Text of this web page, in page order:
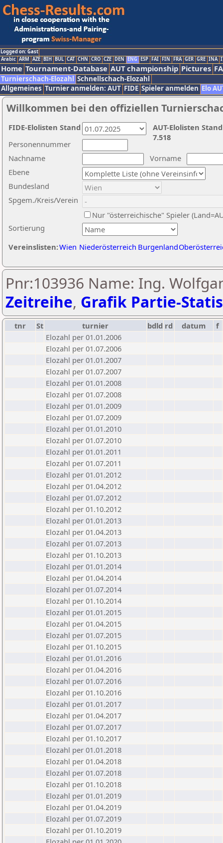
Logged on: Gast
Arabic ARM AZE BIH BUL CAT CHN CRO CZE DEN ENG ESP FAI FIN FRA GER GRE INA
Home Tournament-Database AUT championship Pictures
Turnierschach-Elozahl Schnellschach-Elozahl
Allgemeines Turnier anmelden: AUT FIDE Spieler anmelden Elo
Willkommen bei den offiziellen
Nachname
Vorname
Ebene
Sortierung
Personennummer
Bundesland
Spgem./Kreis/Verein
Nur "österreichische" Spieler
Vereinslisten:Wien Niederösterreich Burgenland
AUT-Elolisten
7.518
FIDE-Elolisten Stand
Pnr:103936 Name: Ing.
Zeitreihe, Grafik Partie-
tnr St turnier bdld rd datum
f
Elozahl per 01.01.2006
Elozahl per 01.07.2006
Elozahl per 01.01.2007
Elozahl per 01.07.2007
Elozahl per 01.01.2008
Elozahl per 01.07.2008
Elozahl per 01.01.2009
Elozahl per 01.07.2009
Elozahl per 01.01.2010
Elozahl per 01.07.2010
Elozahl per 01.01.2011
Elozahl per 01.07.2011
Elozahl per 01.01.2012
Elozahl per 01.04.2012
Elozahl per 01.07.2012
Elozahl per 01.10.2012
Elozahl per 01.01.2013
Elozahl per 01.04.2013
Elozahl per 01.07.2013
Elozahl per 01.10.2013
Elozahl per 01.01.2014
Elozahl per 01.04.2014
Elozahl per 01.07.2014
Elozahl per 01.10.2014
Elozahl per 01.01.2015
Elozahl per 01.04.2015
Elozahl per 01.07.2015
Elozahl per 01.10.2015
Elozahl per 01.01.2016
Elozahl per 01.04.2016
Elozahl per 01.07.2016
Elozahl per 01.10.2016
Elozahl per 01.01.2017
Elozahl per 01.04.2017
Elozahl per 01.07.2017
Elozahl per 01.10.2017
Elozahl per 01.01.2018
Elozahl per 01.04.2018
Elozahl per 01.07.2018
Elozahl per 01.10.2018
Elozahl per 01.01.2019
Elozahl per 01.04.2019
Elozahl per 01.07.2019
Elozahl per 01.10.2019